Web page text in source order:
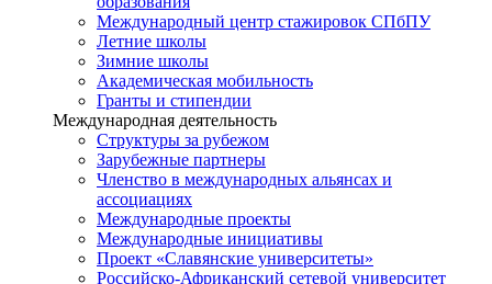
Международный центр стажировок СПбПУ
Летние школы
Зимние школы
Академическая мобильность
Гранты и стипендии
Международная деятельность
Структуры за рубежом
Зарубежные партнеры
Членство в международных альянсах и
ассоциациях
Международные проекты
Международные инициативы
Проект «Славянские университеты»
Российско-Африканский сетевой университет